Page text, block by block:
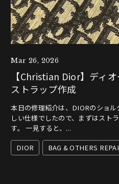
Mar 26, 2026
【Christian Dior】ディ
ストラップ作成
本日の修理紹介は、DIORのショ
しい仕様でしたので、まずはスト
す。 一見すると、...
DIOR BAG & OTHERS